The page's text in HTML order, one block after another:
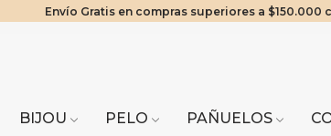
¡Beneficios Exclusivos! 20% OFF a partir
Envío Gratis en compras superiores a
Tierra del Fuego envíos solo en
Mínimo de
BIJOU PELO PAÑUELOS